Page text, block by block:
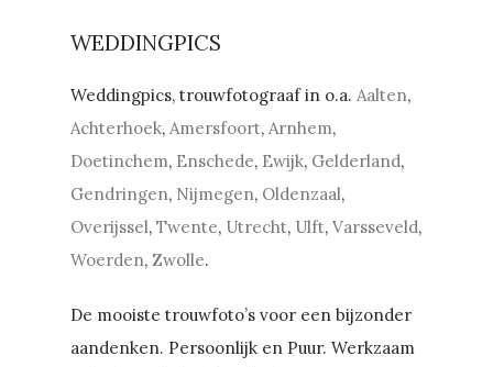
WEDDINGPICS
Weddingpics, trouwfotograaf in o.a.Aalten,
Achterhoek,Amersfoort,Arnhem,
Doetinchem, Enschede, Ewijk, Gelderland,
Gendringen, Nijmegen, Oldenzaal,
Overijssel,Twente, Utrecht, Ulft,Varsseveld,
Woerden, Zwolle.
De mooiste trouwfoto’s voor een bijzonder
aandenken. Persoonlijk en Puur. Werkzaam